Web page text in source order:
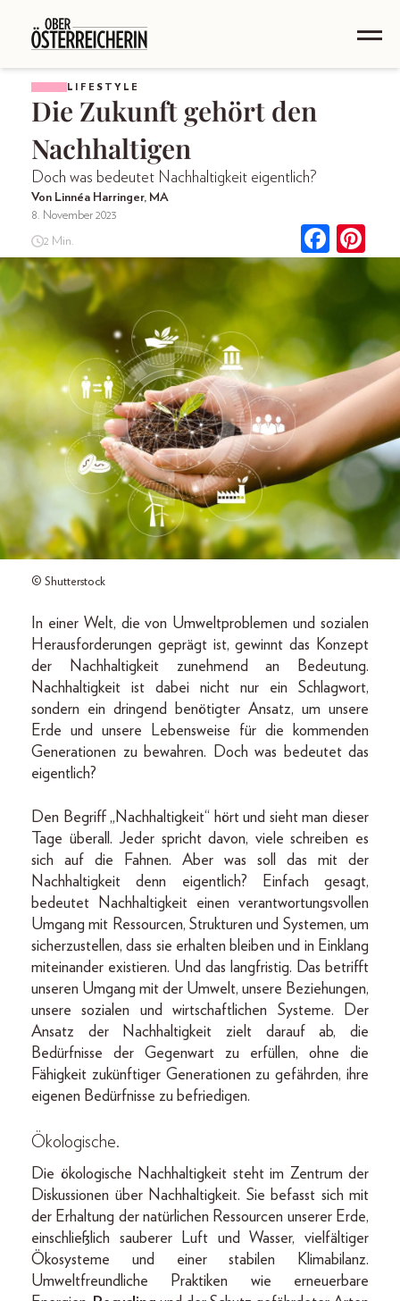
LIFESTYLE
Die Zukunft gehört den
Nachhaltigen
Doch was bedeutet Nachhaltigkeit eigentlich?
Von Linnéa Harringer, MA
8. November 2023
2 Min.
© Shutterstock
In einer Welt, die von Umweltproblemen und sozialen
Herausforderungen geprägt ist, gewinnt das Konzept
der Nachhaltigkeit zunehmend an Bedeutung.
Nachhaltigkeit ist dabei nicht nur ein Schlagwort,
sondern ein dringend benötigter Ansatz, um unsere
Erde und unsere Lebensweise für die kommenden
Generationen zu bewahren. Doch was bedeutet das
eigentlich?
Den Begriff „Nachhaltigkeit“ hört und sieht man dieser
Tage überall. Jeder spricht davon, viele schreiben es
sich auf die Fahnen. Aber was soll das mit der
Nachhaltigkeit denn eigentlich? Einfach gesagt,
bedeutet Nachhaltigkeit einen verantwortungsvollen
Umgang mit Ressourcen, Strukturen und Systemen, um
sicherzustellen, dass sie erhalten bleiben und in Einklang
miteinander existieren. Und das langfristig. Das betrifft
unseren Umgang mit der Umwelt, unsere Beziehungen,
unsere sozialen und wirtschaftlichen Systeme. Der
Ansatz der Nachhaltigkeit zielt darauf ab, die
Bedürfnisse der Gegenwart zu erfüllen, ohne die
Fähigkeit zukünftiger Generationen zu gefährden, ihre
eigenen Bedürfnisse zu befriedigen.
Ökologische.
Die ökologische Nachhaltigkeit steht im Zentrum der
Diskussionen über Nachhaltigkeit. Sie befasst sich mit
der Erhaltung der natürlichen Ressourcen unserer Erde,
einschließlich sauberer Luft und Wasser, vielfältiger
Ökosysteme und einer stabilen Klimabilanz.
Umweltfreundliche Praktiken wie erneuerbare